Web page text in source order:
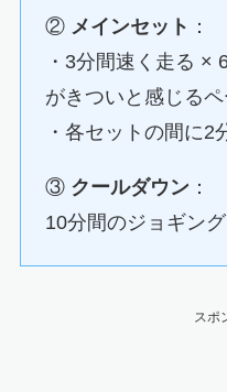
② メインセット ：
・3分間速く走る ×
がきついと感じるペ
・各セットの間に2
③ クールダウン ：
10分間のジョギング
スポ